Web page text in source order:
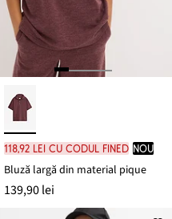
118,92 lei cu codul FINED nou
Bluză largă din material pique
139,90 lei